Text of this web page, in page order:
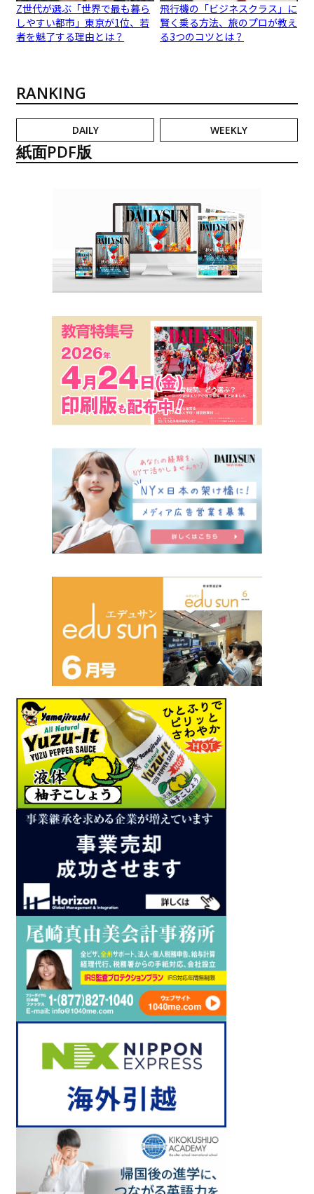
Z世代が選ぶ「世界で最も暮ら
しやすい都市」東京が1位、若
者を魅了する理由とは？
飛行機の「ビジネスクラス」に
賢く乗る方法、旅のプロが教え
る3つのコツとは？
RANKING
DAILY WEEKLY
紙面PDF版